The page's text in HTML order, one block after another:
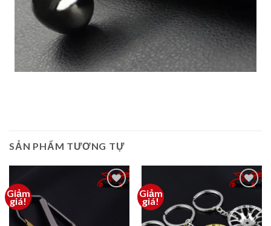
SẢN PHẨM TƯƠNG TỰ
Giảm
giá!
Giảm
giá!
vào
yêu
thích